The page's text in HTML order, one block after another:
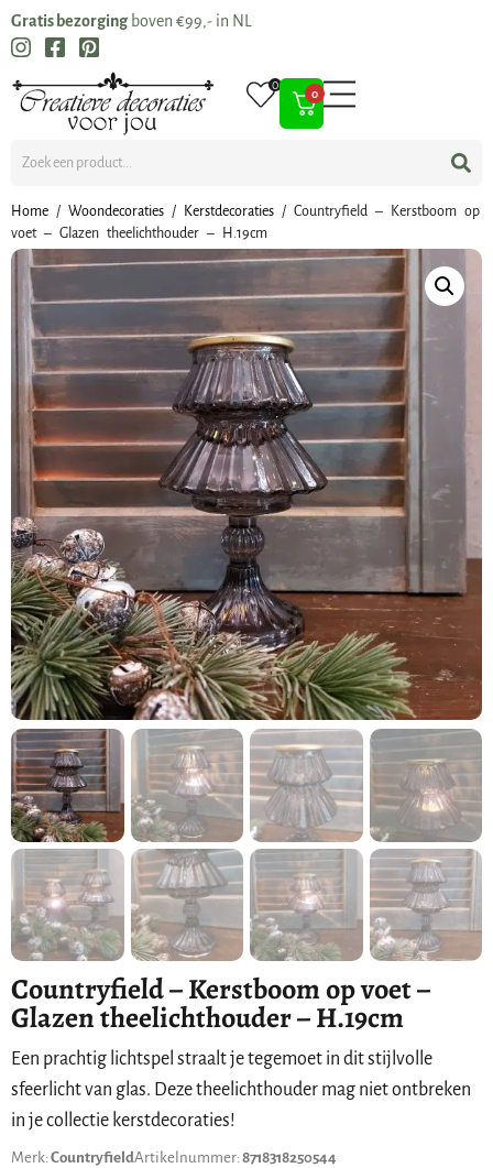
Gratis bezorging boven €99,- in NL
0
0
Home / Woondecoraties / Kerstdecoraties / Countryfield – Kerstboom op
voet – Glazen theelichthouder – H.19cm
Countryfield – Kerstboom op voet –
Glazen theelichthouder – H.19cm
Een prachtig lichtspel straalt je tegemoet in dit stijlvolle
sfeerlicht van glas. Deze theelichthouder mag niet ontbreken
in je collectie kerstdecoraties!
Merk: CountryfieldArtikelnummer: 8718318250544